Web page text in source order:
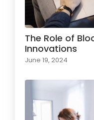
The Role of
Innovations
June 19, 2024